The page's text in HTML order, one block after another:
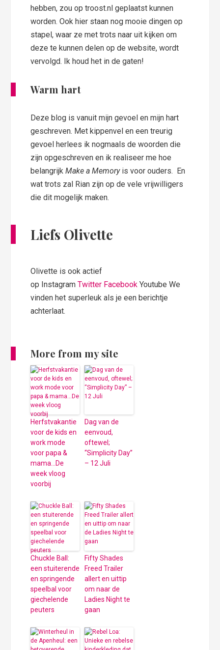
hebben, zou op troost.nl geplaatst kunnen
worden. Ook hier staan nog mooie dingen op
stapel, waar ze met trots naar uit kijken om
deze te kunnen delen op de website, wordt
vervolgd. Ik houd het in de gaten!
Warm hart
Deze blog is vanuit mijn gevoel en mijn hart
geschreven. Met kippenvel en een treurig
gevoel herlees ik nogmaals de woorden die
zijn opgeschreven en ik realiseer me hoe
belangrijkMake a Memoryis voor ouders. En
wat trots zal Rian zijn op de vele vrijwilligers
die dit mogelijk maken.
Liefs Olivette
Olivette is ook actief
op InstagramTwitter Facebook Youtube We
vinden het superleuk als je een berichtje
achterlaat.
More from my site
Herfstvakantie
voor de kids en
work mode
voor papa &
mama…De
week vloog
voorbij
Dag van de
eenvoud,
oftewel;
“Simplicity Day”
– 12 Juli
Chuckle Ball:
een stuiterende
en springende
speelbal voor
giechelende
peuters
Fifty Shades
Freed Trailer
allert en uittip
om naar de
Ladies Night te
gaan